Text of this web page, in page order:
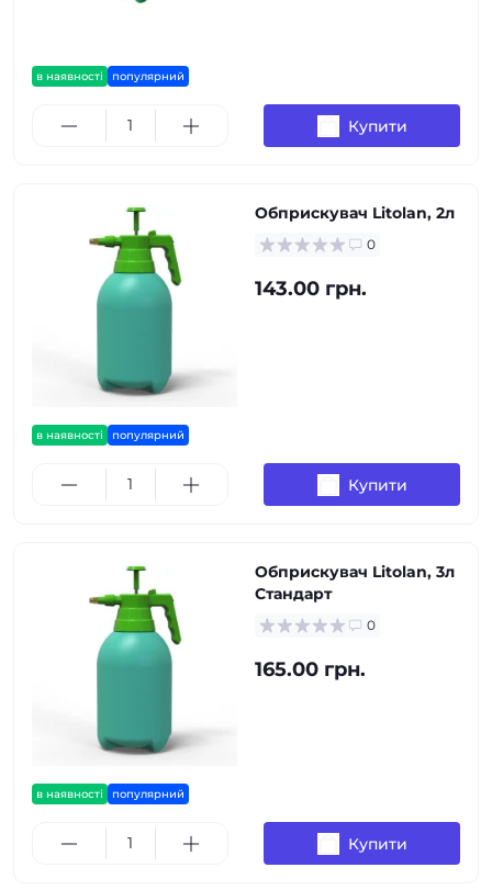
в наявності популярний
Купити
в наявності популярний
Обприскувач Litolan, 2л
0
143.00 грн.
Купити
в наявності популярний
Обприскувач Litolan, 3л
Стандарт
0
165.00 грн.
Купити